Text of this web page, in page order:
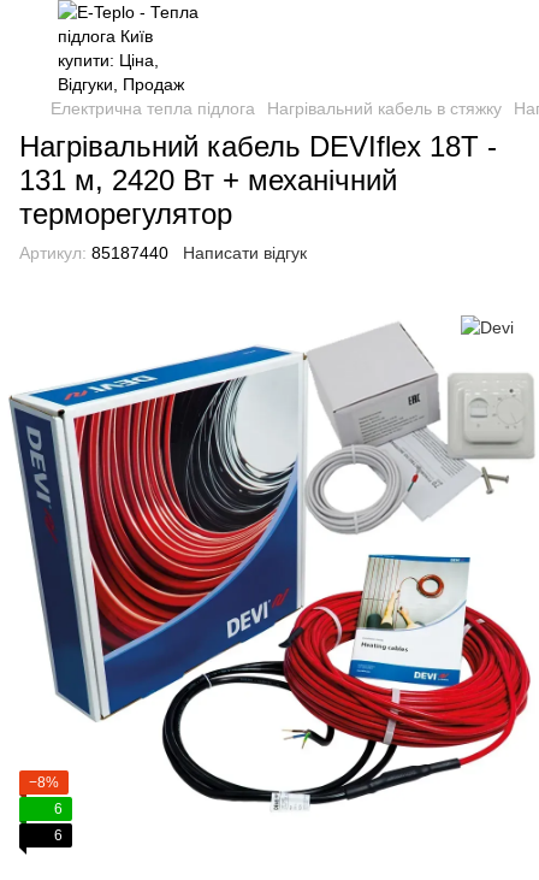
Електрична тепла підлога Нагрівальний кабель в стяжку
Нагрівальний кабель DEVIflex 18T -
131 м, 2420 Вт + механічний
терморегулятор
Артикул: 85187440 Написати відгук
−8%
6
6